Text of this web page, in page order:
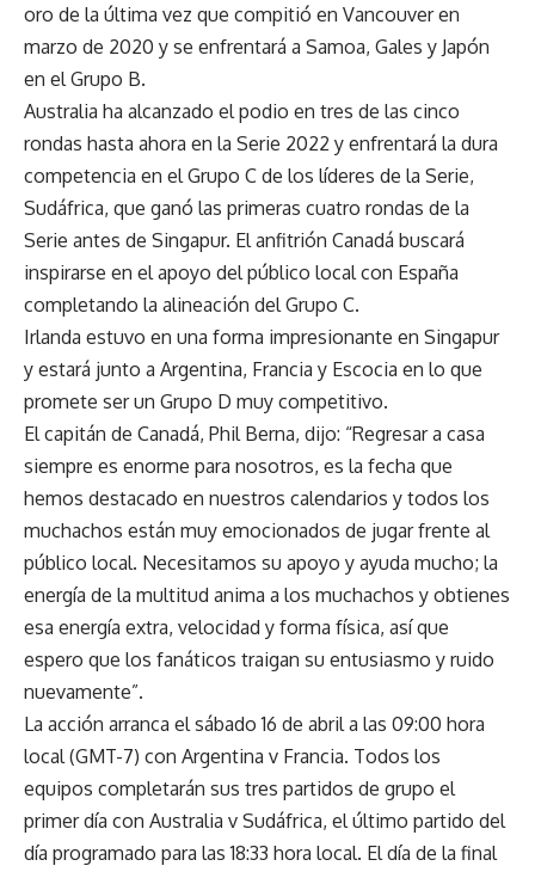
oro de la última vez que compitió en Vancouver en
marzo de 2020 y se enfrentará a Samoa, Gales y Japón
en el Grupo B.
Australia ha alcanzado el podio en tres de las cinco
rondas hasta ahora en la Serie 2022 y enfrentará la dura
competencia en el Grupo C de los líderes de la Serie,
Sudáfrica, que ganó las primeras cuatro rondas de la
Serie antes de Singapur. El anfitrión Canadá buscará
inspirarse en el apoyo del público local con España
completando la alineación del Grupo C.
Irlanda estuvo en una forma impresionante en Singapur
y estará junto a Argentina, Francia y Escocia en lo que
promete ser un Grupo D muy competitivo.
El capitán de Canadá, Phil Berna, dijo: “Regresar a casa
siempre es enorme para nosotros, es la fecha que
hemos destacado en nuestros calendarios y todos los
muchachos están muy emocionados de jugar frente al
público local. Necesitamos su apoyo y ayuda mucho; la
energía de la multitud anima a los muchachos y obtienes
esa energía extra, velocidad y forma física, así que
espero que los fanáticos traigan su entusiasmo y ruido
nuevamente”.
La acción arranca el sábado 16 de abril a las 09:00 hora
local (GMT-7) con Argentina v Francia. Todos los
equipos completarán sus tres partidos de grupo el
primer día con Australia v Sudáfrica, el último partido del
día programado para las 18:33 hora local. El día de la final